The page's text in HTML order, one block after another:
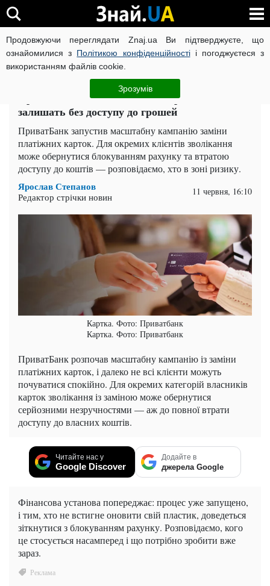
Продовжуючи переглядати Znaj.ua Ви підтверджуєте, що
ознайомилися з Політикою конфіденційностіі погоджуєтеся з
використанням файлів cookie.
Зрозумів
ВІЙНА РОСІЇ ПРОТИ УКРАЇНИ КОРОНАВІРУС В УКРАЇНІ
ЧИТАТЬ НА РУССКОМ
ПриватБанк масово замінює картки: кого
залишать без доступу до грошей
ПриватБанк запустив масштабну кампанію заміни
платіжних карток. Для окремих клієнтів зволікання
може обернутися блокуванням рахунку та втратою
доступу до коштів — розповідаємо, хто в зоні ризику.
Ярослав Степанов
Редактор стрічки новин 11 червня, 16:10
Картка. Фото: Приватбанк
Картка. Фото: Приватбанк
ПриватБанк розпочав масштабну кампанію із заміни
платіжних карток, і далеко не всі клієнти можуть
почуватися спокійно. Для окремих категорій власників
карток зволікання із заміною може обернутися
серйозними незручностями — аж до повної втрати
доступу до власних коштів.
Читайте нас у
Google Discover
Додайте в
джерела Google
Фінансова установа попереджає: процес уже запущено,
і тим, хто не встигне оновити свій пластик, доведеться
зіткнутися з блокуванням рахунку. Розповідаємо, кого
це стосується насамперед і що потрібно зробити вже
зараз.